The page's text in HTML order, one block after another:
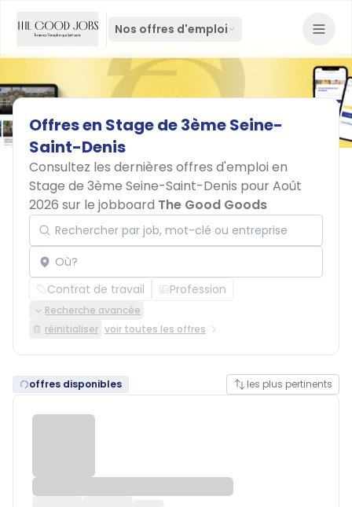
Nos offres d'emploi
Offresen Stagede3èmeSeine-
Saint-Denis
Consultez les dernières offres d'emploi en
Stage de 3ème Seine-Saint-Denis pour Août
2026 sur le jobboard The Good Goods
Rechercher par job, mot-clé ou entreprise
Localisation
Contrat de travail Profession
Recherche avancée
réinitialiser voir toutes les offres
offres disponibles les plus pertinents